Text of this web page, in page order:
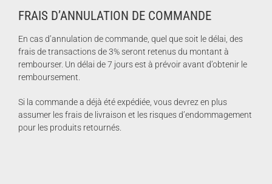
FRAIS D’ANNULATION DE COMMANDE
En cas d’annulation de commande, quel que soit le délai, des
frais de transactions de 3% seront retenus du montant à
rembourser. Un délai de 7 jours est à prévoir avant d’obtenir le
remboursement.
Si la commande a déjà été expédiée, vous devrez en plus
assumer les frais de livraison et les risques d’endommagement
pour les produits retournés.